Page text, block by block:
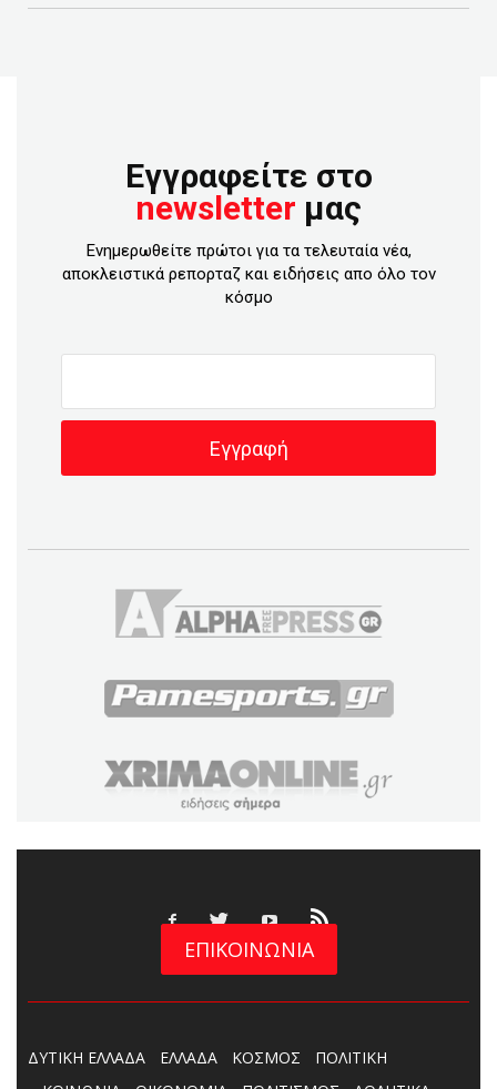
Εγγραφείτε στο
newsletter μας
Ενημερωθείτε πρώτοι για τα τελευταία νέα,
αποκλειστικά ρεπορταζ και ειδήσεις απο όλο τον
κόσμο
ΕΠΙΚΟΙΝΩΝΙΑ
ΔΥΤΙΚΗ ΕΛΛΑΔΑ ΕΛΛΑΔΑ ΚΟΣΜΟΣ
ΠΟΛΙΤΙΚΗ